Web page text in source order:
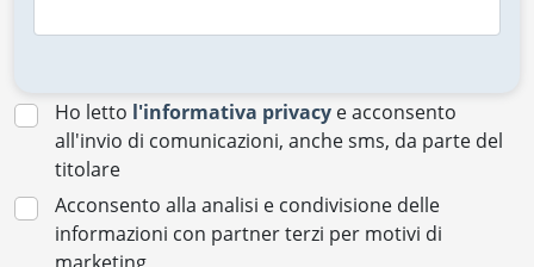
Ho letto l'informativa privacy e acconsento
all'invio di comunicazioni, anche sms, da parte del
titolare
Acconsento alla analisi e condivisione delle
informazioni con partner terzi per motivi di